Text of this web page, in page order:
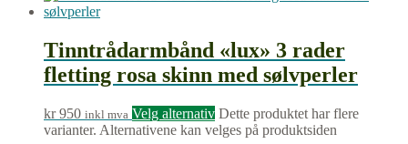
Tinntrådarmbånd «lux» 3 rader
fletting rosa skinn med sølvperler
kr950 inkl mva Velg alternativ Dette produktet har flere
varianter. Alternativene kan velges på produktsiden